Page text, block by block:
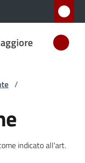
/
indicato all'art.